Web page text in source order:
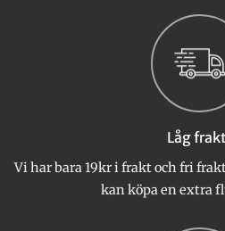
Låg
Vi har bara 19kr i frakt och fri
kan köpa en extra